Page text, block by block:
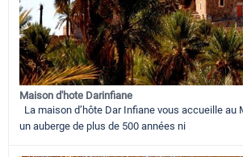
Maison d'hote Darinfiane
La maison d’hôte Dar Infiane vous accueille au
un auberge de plus de 500 années ni